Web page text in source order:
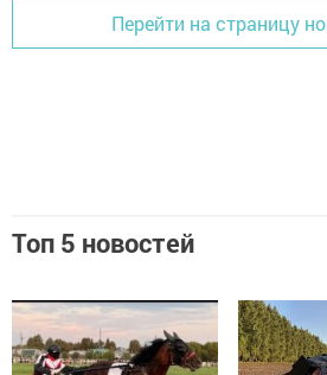
Перейти на страницу
Топ 5 новостей